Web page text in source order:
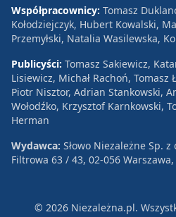
Współpracownicy: Tomasz
Kołodziejczyk, Hubert Kowalski,
Przemyłski, Natalia Wasilewska,
Publicyści: Tomasz Sakiewicz,
Lisiewicz, Michał Rachoń, Tomasz
Piotr Nisztor, Adrian Stankowski,
Wołodźko, Krzysztof Karnkowski,
Herman
Wydawca: Słowo Niezależne Sp. z
Filtrowa 63 / 43, 02-056 Warszawa,
© 2026 Niezależna.pl.